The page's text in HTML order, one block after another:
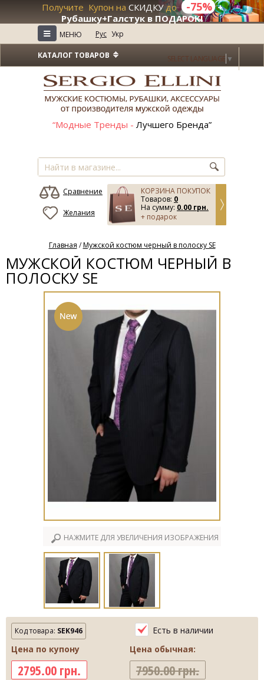
Получите Купон на СКИДКУдо -75% +
Рубашку+Галстук в ПОДАРОК!
≡ МЕНЮ Рус Укр
SELECT LANGUAGE ▼
КАТАЛОГ ТОВАРОВ
“Модные Тренды - Лучшего Бренда”
КОРЗИНА ПОКУПОК
Товаров: 0
На сумму: 0.00 грн.
+ подарок
Сравнение
Желания
Главная /Мужской костюм черный в полоску SE
МУЖСКОЙ КОСТЮМ ЧЕРНЫЙ В
ПОЛОСКУ SE
НАЖМИТЕ ДЛЯ УВЕЛИЧЕНИЯ ИЗОБРАЖЕНИЯ
Код товара: SEK946
Есть в наличии
Цена по купону
2795.00 грн.
Цена обычная:
7950.00 грн.